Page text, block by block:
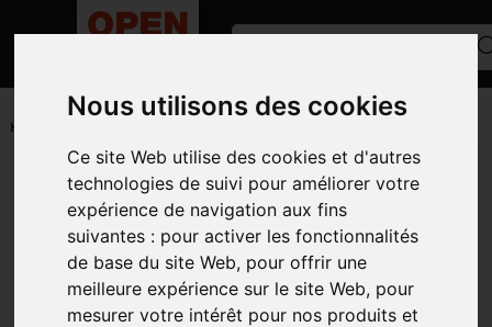
Nous utilisons des cookies
Ce site Web utilise des cookies et d'autres
technologies de suivi pour améliorer votre
expérience de navigation aux fins
suivantes : pour activer les fonctionnalités
de base du site Web, pour offrir une
meilleure expérience sur le site Web, pour
mesurer votre intérêt pour nos produits et
ACCUEIL/PETITS MATÉRIELS ET ACCESSOIRES /LUBRIFIANT
HUILE
Toutes les catégories
CATÉGORIES
MARQUES
MODÈLE